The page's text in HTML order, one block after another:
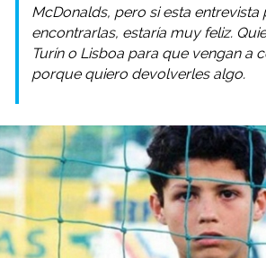
McDonalds, pero si esta
encontrarlas, estaría muy feliz.
Turín o Lisboa para que vengan a
porque quiero devolverles algo.